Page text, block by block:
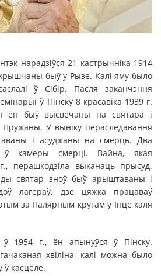
нарадзіўся 21 кастрычніка 1914
быў у Рызе. Калі яму было
ў Сібір. Пасля заканчэння
ў Пінску 8 красавіка 1939 г.
ён быў высвечаны на святара і
У выніку пераследавання
і асуджаны на смерць. Два
ў камеры смерці. Вайна, якая
перашкодзіла выканаць прысуд.
святар зноў быў арыштаваны і
лагераў, дзе цяжка працаваў
за Палярным кругам у Інце каля
1954 г., ён апынуўся ў Пінску.
хвіліна, калі можна было
ў касцёле.